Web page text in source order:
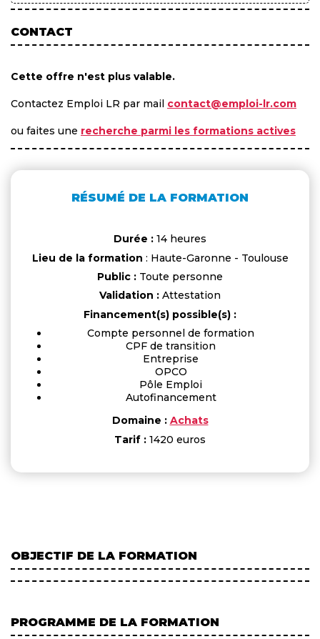
CONTACT
Cette offre n'est plus valable.
Contactez Emploi LR par mail contact@emploi-lr.com
ou faites une recherche parmi les formations actives
RÉSUMÉ DE LA FORMATION
Durée : 14 heures
Lieu de la formation : Haute-Garonne - Toulouse
Public : Toute personne
Validation : Attestation
Financement(s) possible(s) :
Compte personnel de formation
CPF de transition
Entreprise
OPCO
Pôle Emploi
Autofinancement
Domaine : Achats
Tarif : 1420 euros
OBJECTIF DE LA FORMATION
PROGRAMME DE LA FORMATION